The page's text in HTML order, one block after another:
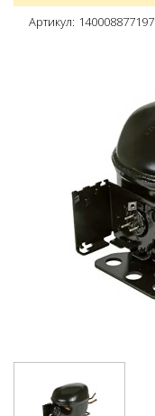
Артикул: 140008877197